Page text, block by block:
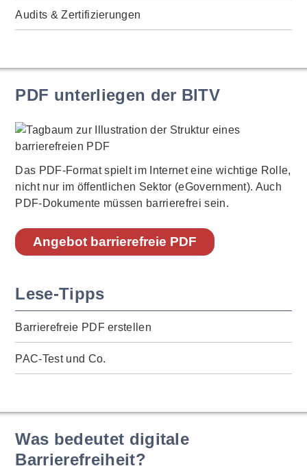
Audits & Zertifizierungen
PDF unterliegen der BITV
Das PDF-Format spielt im Internet eine wichtige Rolle,
nicht nur im öffentlichen Sektor (eGovernment). Auch
PDF-Dokumente müssen barrierefrei sein.
Angebot barrierefreie PDF
Lese-Tipps
Barrierefreie PDF erstellen
PAC-Test und Co.
Was bedeutet digitale
Barrierefreiheit?